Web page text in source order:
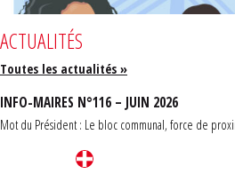
ACTUALITÉS
Toutes les actualités »
INFO-MAIRES N°116 – JUIN 2026
Mot du Président : Le bloc communal, force de